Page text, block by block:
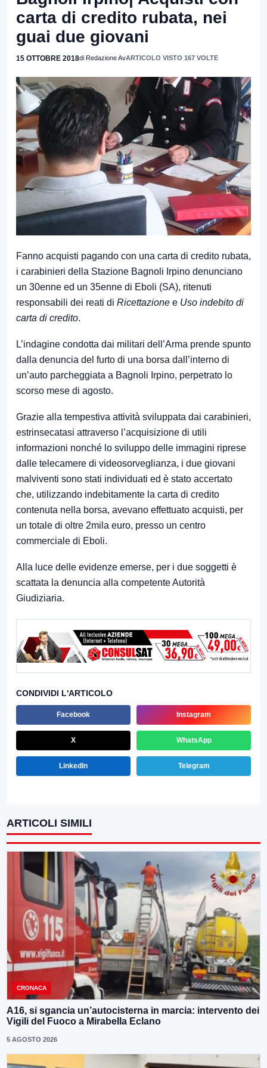
carta di credito rubata, nei
guai due giovani
15 OTTOBRE 2018di Redazione AvARTICOLO VISTO 167 VOLTE
Fanno acquisti pagando con una carta di credito rubata,
i carabinieri della Stazione Bagnoli Irpino denunciano
un 30enne ed un 35enne di Eboli (SA), ritenuti
responsabili dei reati di Ricettazione e Uso indebito di
carta di credito.
L’indagine condotta dai militari dell’Arma prende spunto
dalla denuncia del furto di una borsa dall’interno di
un’auto parcheggiata a Bagnoli Irpino, perpetrato lo
scorso mese di agosto.
Grazie alla tempestiva attività sviluppata dai carabinieri,
estrinsecatasi attraverso l’acquisizione di utili
informazioni nonché lo sviluppo delle immagini riprese
dalle telecamere di videosorveglianza, i due giovani
malviventi sono stati individuati ed è stato accertato
che, utilizzando indebitamente la carta di credito
contenuta nella borsa, avevano effettuato acquisti, per
un totale di oltre 2mila euro, presso un centro
commerciale di Eboli.
Alla luce delle evidenze emerse, per i due soggetti è
scattata la denuncia alla competente Autorità
Giudiziaria.
CONDIVIDI L'ARTICOLO
Facebook Instagram
X WhatsApp
LinkedIn Telegram
ARTICOLI SIMILI
CRONACA
A16, si sgancia un’autocisterna in marcia: intervento dei
Vigili del Fuoco a Mirabella Eclano
5 AGOSTO 2026